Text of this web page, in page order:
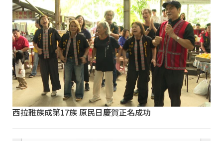
西拉雅族成第17族 原民日慶賀正名成功